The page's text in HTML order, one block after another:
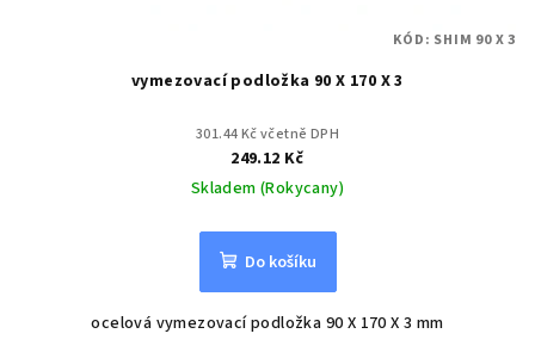
vymezovací podložka 90 X 170 X 3
301.44 Kč včetně DPH
249.12 Kč
Skladem (Rokycany)
Do košíku
ocelová vymezovací podložka 90 X 170 X 3 mm
KÓD: SHIM 90 X 3